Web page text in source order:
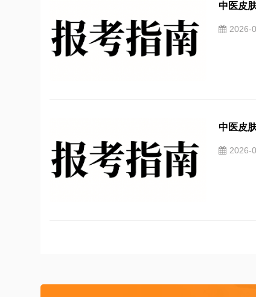
中医皮
2026-
中医皮
2026-